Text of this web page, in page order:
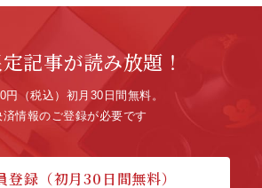
記事が読み放題！
円（税込）初月30日間無料。
情報のご登録が必要です
登録（初月30日間無料）